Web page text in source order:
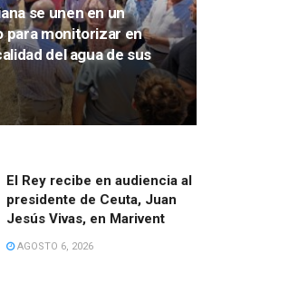
se unen en un
para monitorizar en
del agua de sus
El Rey recibe en audiencia al
presidente de Ceuta, Juan
Jesús Vivas, en Marivent
AGOSTO 6, 2026